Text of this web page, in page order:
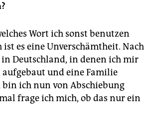
Wort ich sonst benutzen
es eine Unverschämtheit. Nach
in Deutschland, in denen ich mir
und eine Familie
bin ich nun von Abschiebung
frage ich mich, ob das nur ein